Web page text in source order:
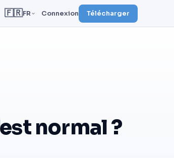
🇫🇷FR Connexion Télécharger
normal ?